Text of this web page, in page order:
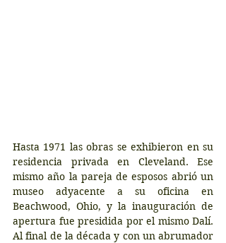
Hasta 1971 las obras se exhibieron en su
residencia privada en Cleveland. Ese
mismo año la pareja de esposos abrió un
museo adyacente a su oficina en
Beachwood, Ohio, y la inauguración de
apertura fue presidida por el mismo Dalí.
Al final de la década y con un abrumador